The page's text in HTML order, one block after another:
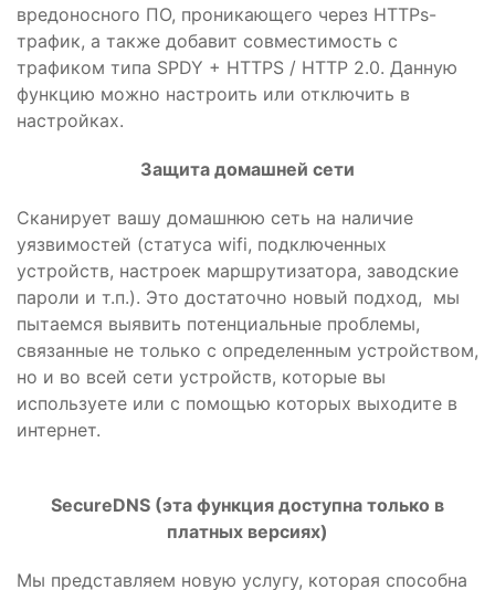
вредоносного ПО, проникающего через HTTPs-
трафик, а также добавит совместимость с
трафиком типа SPDY + HTTPS / HTTP 2.0. Данную
функцию можно настроить или отключить в
настройках.
Защита домашней сети
Сканирует вашу домашнюю сеть на наличие
уязвимостей (статуса wifi, подключенных
устройств, настроек маршрутизатора, заводские
пароли и т.п.). Это достаточно новый подход, мы
пытаемся выявить потенциальные проблемы,
связанные не только с определенным устройством,
но и во всей сети устройств, которые вы
используете или с помощью которых выходите в
интернет.
SecureDNS (эта функция доступна только в
платных версиях)
Мы представляем новую услугу, которая способна